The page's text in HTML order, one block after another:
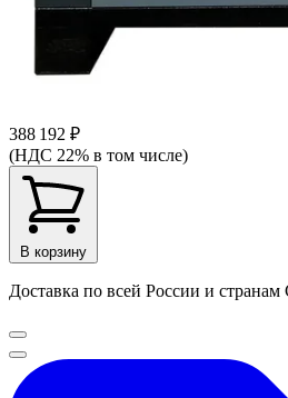
388 192 ₽
(НДС 22% в том числе)
В корзину
Доставка по всей России и